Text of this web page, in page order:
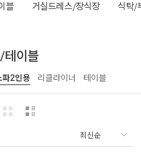
블 거실드레스/장식장 식탁/
테이블
파2인용 리클라이너 테이블